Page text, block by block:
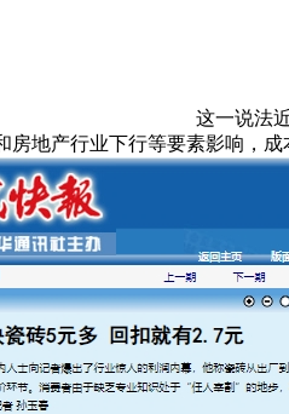
这一说法
地产行业下行等要素影响，